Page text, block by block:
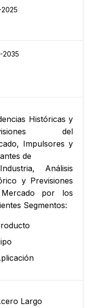
2035
Históricas y
del
Impulsores y
de
Análisis
y Previsiones
por los
Segmentos:
Largo